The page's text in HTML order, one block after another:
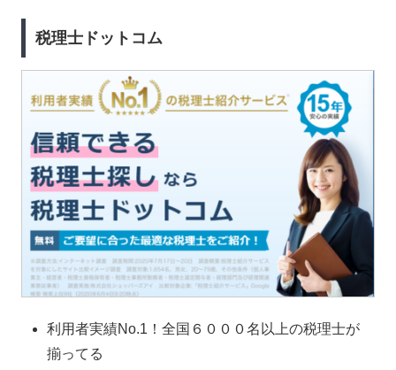
税理士ドットコム
利用者実績No.1！全国６０００名以上の税理士が
揃ってる